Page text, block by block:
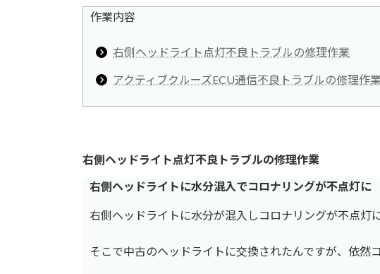
作業内容
右側ヘッドライト点灯不良トラブルの修理作業
アクティブクルーズECU通信不良トラブルの修理作業
右側ヘッドライト点灯不良トラブルの修理作業
右側ヘッドライトに水分混入でコロナリングが不点灯に
右側ヘッドライトに水分が混入しコロナリングが不点灯
そこで中古のヘッドライトに交換されたんですが、依然